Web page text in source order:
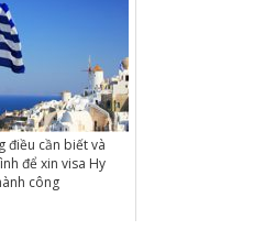
điều cần biết và
để xin visa Hy
công